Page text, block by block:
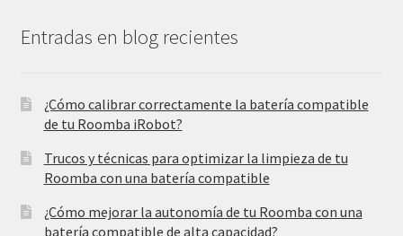
Entradas en blog recientes
¿Cómo calibrar correctamente la batería compatible
de tu Roomba iRobot?
Trucos y técnicas para optimizar la limpieza de tu
Roomba con una batería compatible
¿Cómo mejorar la autonomía de tu Roomba con una
batería compatible de alta capacidad?